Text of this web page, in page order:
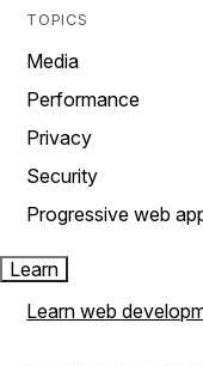
TOPICS
Media
Performance
Privacy
Security
Progressive web
Learn
Learn web